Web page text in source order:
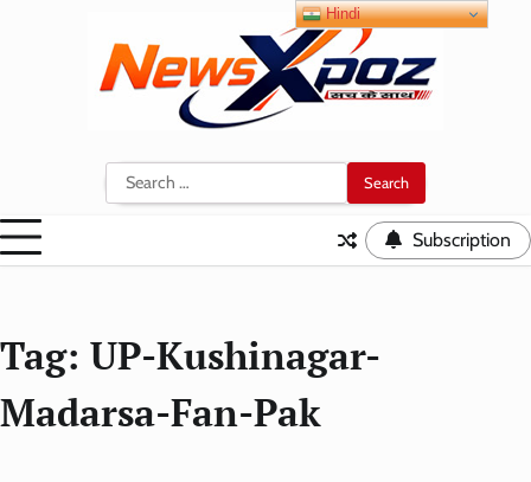
Search
for:
Subscription
Tag: UP-Kushinagar-
Madarsa-Fan-Pak
Hindi